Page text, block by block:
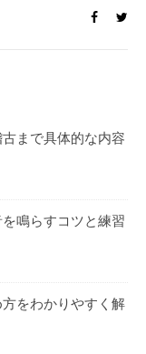
まで具体的な内容
鳴らすコツと練習
をわかりやすく解